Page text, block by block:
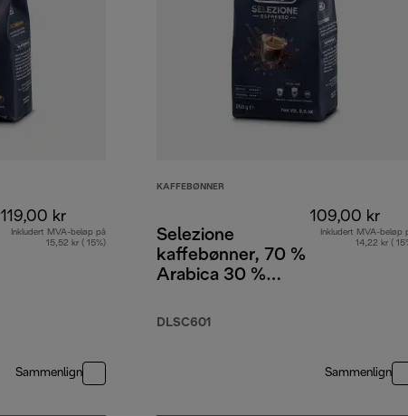
119,00 kr
Inkludert MVA-beløp på
15,52 kr ( 15%)
Sammenlign
KAFFEBØNNER
Selezione
kaffebønner, 70 %
Arabica 30 %
DLSC601
109,00 kr
Inkludert MVA-beløp
14,22 kr (
Sammenlign